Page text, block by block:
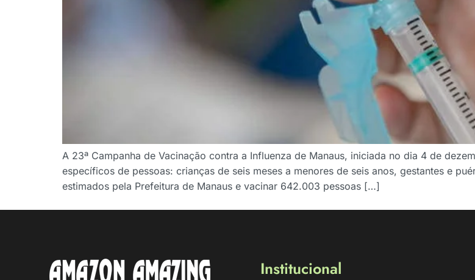
A 23ª Campanha de Vacinação contra a Influenza de Manaus, iniciada no dia 4 de
específicos de pessoas: crianças de seis meses a menores de seis anos, gestantes e
estimados pela Prefeitura de Manaus e vacinar 642.003 pessoas […]
Institucional